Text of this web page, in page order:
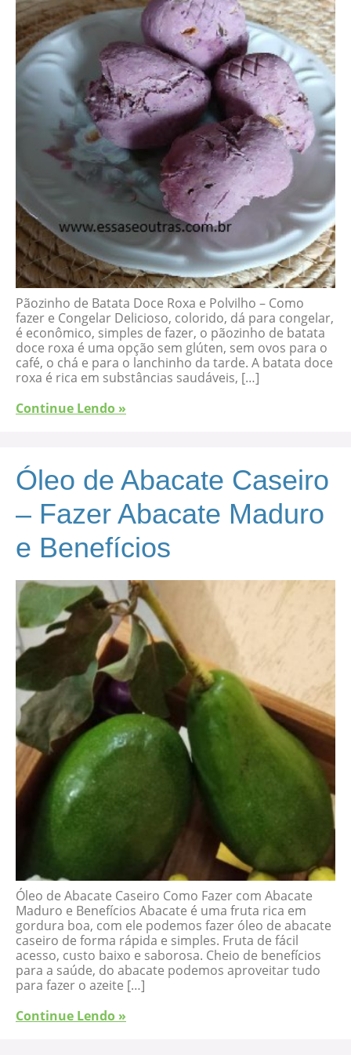
Pãozinho de Batata Doce Roxa e Polvilho – Como
fazer e Congelar Delicioso, colorido, dá para congelar,
é econômico, simples de fazer, o pãozinho de batata
doce roxa é uma opção sem glúten, sem ovos para o
café, o chá e para o lanchinho da tarde. A batata doce
roxa é rica em substâncias saudáveis, […]
Continue Lendo »
Óleo de Abacate Caseiro
– Fazer Abacate Maduro
e Benefícios
Óleo de Abacate Caseiro Como Fazer com Abacate
Maduro e Benefícios Abacate é uma fruta rica em
gordura boa, com ele podemos fazer óleo de abacate
caseiro de forma rápida e simples. Fruta de fácil
acesso, custo baixo e saborosa. Cheio de benefícios
para a saúde, do abacate podemos aproveitar tudo
para fazer o azeite […]
Continue Lendo »